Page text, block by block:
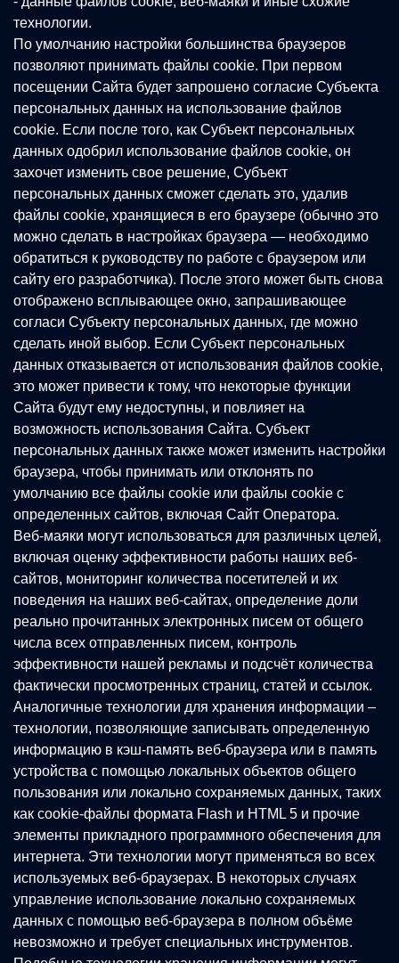
технологии.
По умолчанию настройки большинства браузеров
позволяют принимать файлы cookie. При первом
посещении Сайта будет запрошено согласие Субъекта
персональных данных на использование файлов
cookie. Если после того, как Субъект персональных
данных одобрил использование файлов cookie, он
захочет изменить свое решение, Субъект
персональных данных сможет сделать это, удалив
файлы cookie, хранящиеся в его браузере (обычно это
можно сделать в настройках браузера — необходимо
обратиться к руководству по работе с браузером или
сайту его разработчика). После этого может быть снова
отображено всплывающее окно, запрашивающее
согласи Субъекту персональных данных, где можно
сделать иной выбор. Если Субъект персональных
данных отказывается от использования файлов cookie,
это может привести к тому, что некоторые функции
Сайта будут ему недоступны, и повлияет на
возможность использования Сайта. Субъект
персональных данных также может изменить настройки
браузера, чтобы принимать или отклонять по
умолчанию все файлы cookie или файлы cookie с
определенных сайтов, включая Сайт Оператора.
Веб-маяки могут использоваться для различных целей,
включая оценку эффективности работы наших веб-
сайтов, мониторинг количества посетителей и их
поведения на наших веб-сайтах, определение доли
реально прочитанных электронных писем от общего
числа всех отправленных писем, контроль
эффективности нашей рекламы и подсчёт количества
фактически просмотренных страниц, статей и ссылок.
Аналогичные технологии для хранения информации –
технологии, позволяющие записывать определенную
информацию в кэш-память веб-браузера или в память
устройства с помощью локальных объектов общего
пользования или локально сохраняемых данных, таких
как cookie-файлы формата Flash и HTML 5 и прочие
элементы прикладного программного обеспечения для
интернета. Эти технологии могут применяться во всех
используемых веб-браузерах. В некоторых случаях
управление использование локально сохраняемых
данных с помощью веб-браузера в полном объёме
невозможно и требует специальных инструментов.